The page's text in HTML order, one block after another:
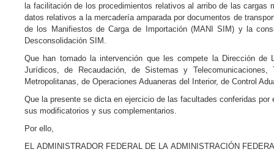
la facilitación de los procedimientos relativos al arribo de las cargas
datos relativos a la mercadería amparada por documentos de
de los Manifiestos de Carga de Importación (MANI SIM) y la
Desconsolidación SIM.
Que han tomado la intervención que les compete la Dirección de
Jurídicos, de Recaudación, de Sistemas y Telecomunicaciones,
Metropolitanas, de Operaciones Aduaneras del Interior, de Control
Que la presente se dicta en ejercicio de las facultades conferidas por
sus modificatorios y sus complementarios.
Por ello,
EL ADMINISTRADOR FEDERAL DE LA ADMINISTRACIÓN